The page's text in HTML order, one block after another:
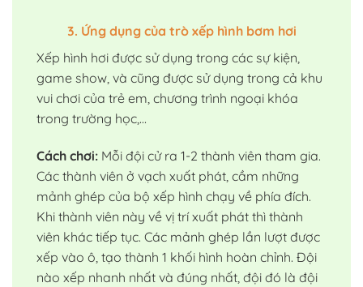
3. Ứng dụng của trò xếp hình bơm hơi
Xếp hình hơi được sử dụng trong các sự kiện,
game show, và cũng được sử dụng trong cả khu
vui chơi của trẻ em, chương trình ngoại khóa
trong trường học,…
Cách chơi: Mỗi đội cử ra 1-2 thành viên tham gia.
Các thành viên ở vạch xuất phát, cầm những
mảnh ghép của bộ xếp hình chạy về phía đích.
Khi thành viên này về vị trí xuất phát thì thành
viên khác tiếp tục. Các mảnh ghép lần lượt được
xếp vào ô, tạo thành 1 khối hình hoàn chỉnh. Đội
nào xếp nhanh nhất và đúng nhất, đội đó là đội